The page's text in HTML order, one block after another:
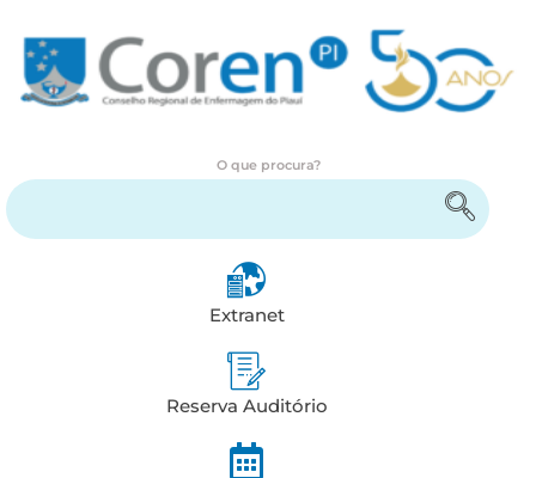
O que procura?
Extranet
Reserva Auditório